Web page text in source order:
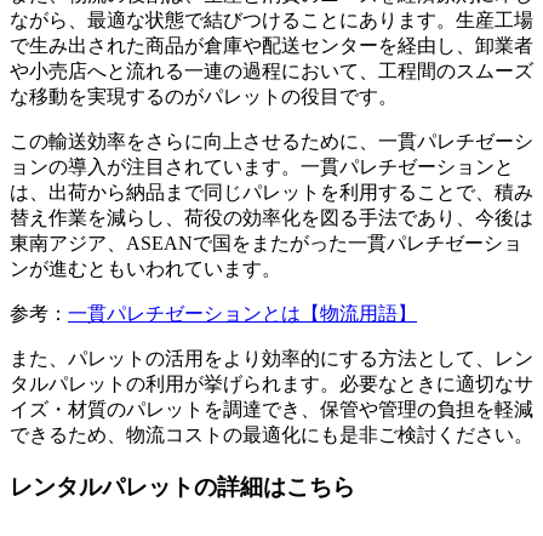
ながら、最適な状態で結びつけることにあります。生産工場
で生み出された商品が倉庫や配送センターを経由し、卸業者
や小売店へと流れる一連の過程において、工程間のスムーズ
な移動を実現するのがパレットの役目です。
この輸送効率をさらに向上させるために、一貫パレチゼーシ
ョンの導入が注目されています。一貫パレチゼーションと
は、出荷から納品まで同じパレットを利用することで、積み
替え作業を減らし、荷役の効率化を図る手法であり、今後は
東南アジア、ASEANで国をまたがった一貫パレチゼーショ
ンが進むともいわれています。
参考： 一貫パレチゼーションとは【物流用語】
また、パレットの活用をより効率的にする方法として、レン
タルパレットの利用が挙げられます。必要なときに適切なサ
イズ・材質のパレットを調達でき、保管や管理の負担を軽減
できるため、物流コストの最適化にも是非ご検討ください。
レンタルパレットの詳細はこちら